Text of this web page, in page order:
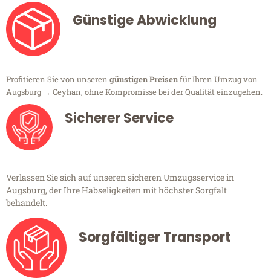
Günstige Abwicklung
Profitieren Sie von unseren günstigen Preisenfür Ihren Umzug von
Augsburg → Ceyhan, ohne Kompromisse bei der Qualität einzugehen.
Sicherer Service
Verlassen Sie sich auf unseren sicheren Umzugsservice in
Augsburg, der Ihre Habseligkeiten mit höchster Sorgfalt
behandelt.
Sorgfältiger Transport